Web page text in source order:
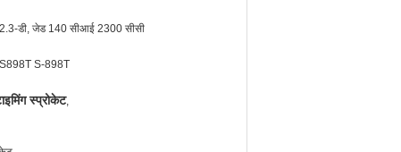
2.3-डी, जेड 140 सीआई 2300 सीसी
S898T S-898T
स्प्रोकेट,